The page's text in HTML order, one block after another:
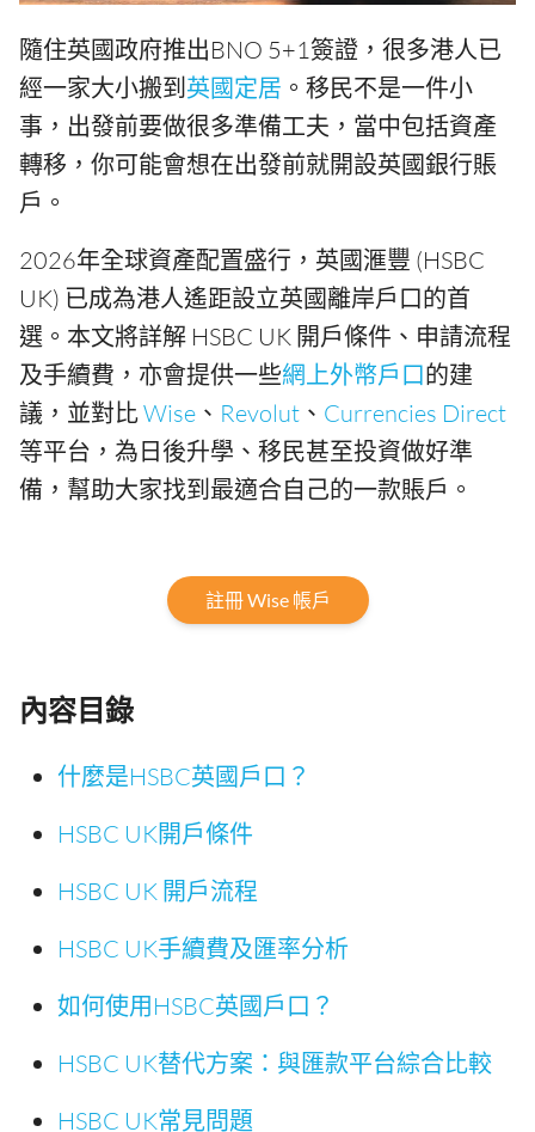
隨住英國政府推出BNO 5+1簽證，很多港人已
經一家大小搬到英國定居 。移民不是一件小
事，出發前要做很多準備工夫，當中包括資產
轉移，你可能會想在出發前就開設英國銀行賬
戶。
2026年全球資產配置盛行，英國滙豐 (HSBC
UK) 已成為港人遙距設立英國離岸戶口的首
選。本文將詳解 HSBC UK 開戶條件、申請流程
及手續費，亦會提供一些網上外幣戶口的建
議，並對比Wise 、 Revolut 、 Currencies Direct
等平台，為日後升學、移民甚至投資做好準
備，幫助大家找到最適合自己的一款賬戶。
註冊 Wise 帳戶
內容目錄
什麼是HSBC英國戶口？
HSBC UK開戶條件
HSBC UK 開戶流程
HSBC UK手續費及匯率分析
如何使用HSBC英國戶口？
HSBC UK替代方案：與匯款平台綜合比較
HSBC UK常見問題